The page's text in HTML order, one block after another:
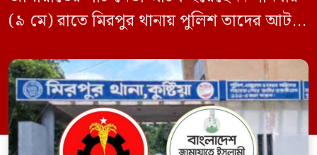
(৯ মে) রাতে মিরপুর থানায় পুলিশ তাদের আটক
আজমপুর গ্রামের নূর মোহাম্মদ মোল্লার ছেলে
এনামুল হক (৪৫), আলী আকবরের ছেলে সুজন
আলী (৩৩), মৃত মেহের আলী মালিথার ছেলে
আলাউদ্দিন (৪৩), রমজান […]